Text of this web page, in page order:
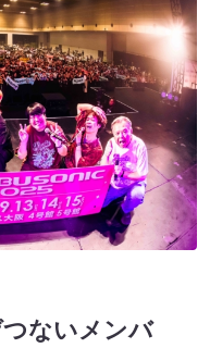
ないメンバ